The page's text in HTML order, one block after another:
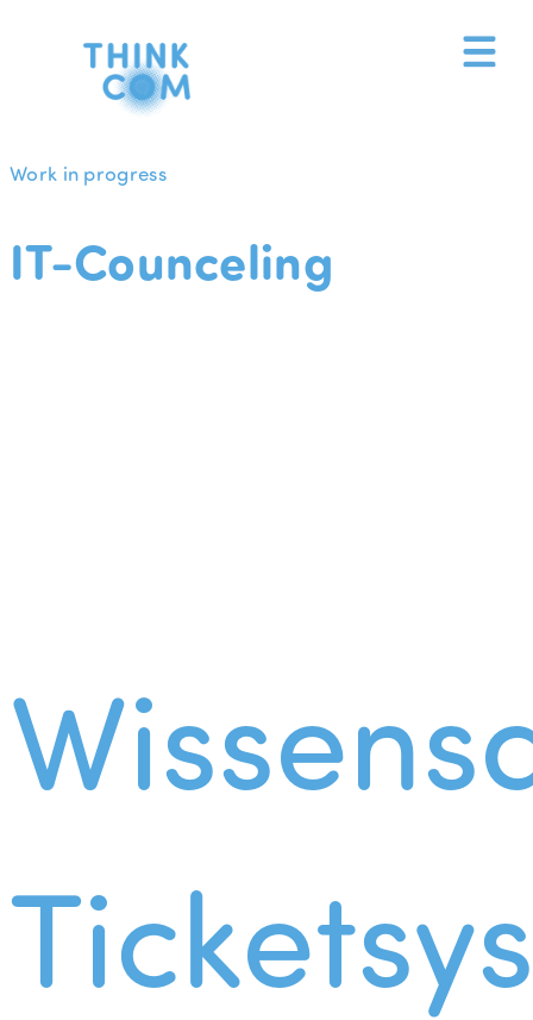
Work in progress
IT-Counceling